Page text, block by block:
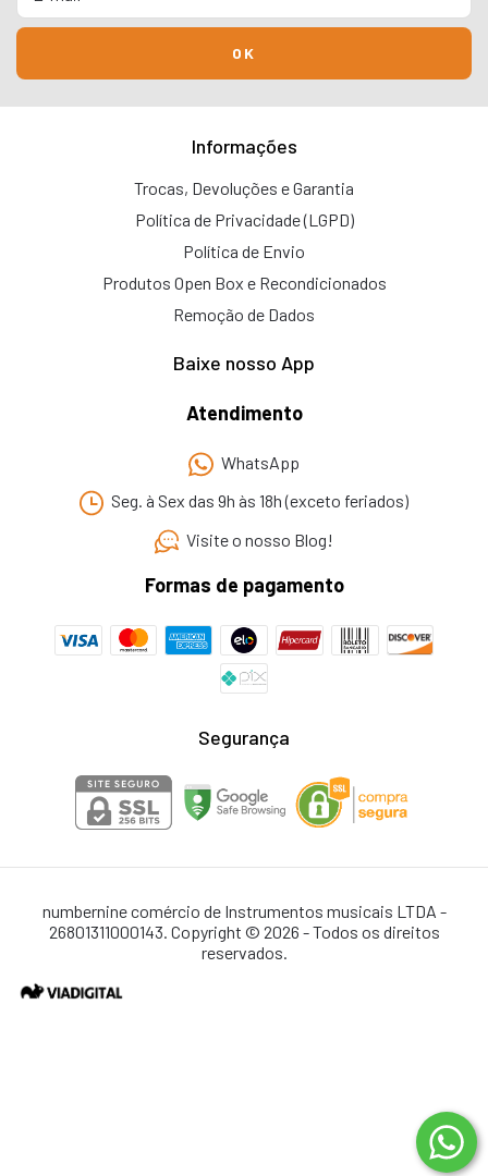
Informações
Trocas, Devoluções e Garantia
Política de Privacidade (LGPD)
Política de Envio
Produtos Open Box e Recondicionados
Remoção de Dados
Baixe nosso App
Atendimento
WhatsApp
Seg. à Sex das 9h às 18h (exceto feriados)
Visite o nosso Blog!
Formas de pagamento
Segurança
numbernine comércio de Instrumentos musicais LTDA -
26801311000143. Copyright © 2026 - Todos os direitos
reservados.